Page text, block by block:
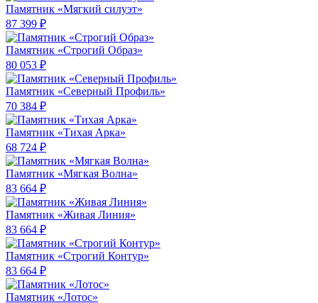
Памятник «Мягкий силуэт»
87 399 ₽
Памятник «Строгий Образ»
80 053 ₽
Памятник «Северный Профиль»
70 384 ₽
Памятник «Тихая Арка»
68 724 ₽
Памятник «Мягкая Волна»
83 664 ₽
Памятник «Живая Линия»
83 664 ₽
Памятник «Строгий Контур»
83 664 ₽
Памятник «Лотос»